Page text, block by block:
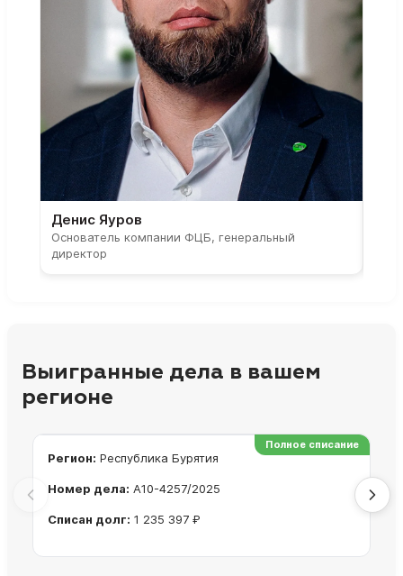
Денис Яуров
Основатель компании ФЦБ, генеральный
директор
Выигранные дела в вашем
регионе
Полное списание
Регион: Республика Бурятия
Номер дела: А10-4257/2025
Списан долг: 1 235 397 ₽